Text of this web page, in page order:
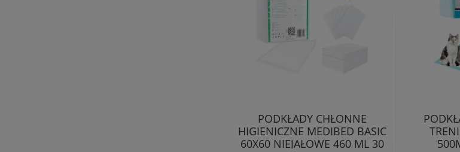
PODKŁADY CHŁONNE
HIGIENICZNE MEDIBED BASIC
60X60 NIEJAŁOWE 460 ML 30